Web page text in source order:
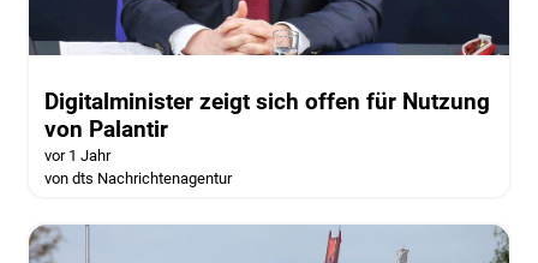
Digitalminister zeigt sich offen für Nutzung
von Palantir
vor 1 Jahr
von dts Nachrichtenagentur